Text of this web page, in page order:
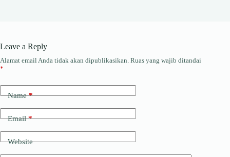
Leave a Reply
Alamat email Anda tidak akan dipublikasikan. Ruas yang wajib ditandai
*
Name*
Email*
Website